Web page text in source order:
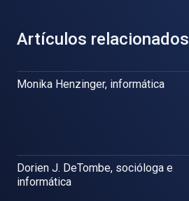
Artículos relacionados
Monika Henzinger, informática
Dorien J. DeTombe, socióloga e
informática